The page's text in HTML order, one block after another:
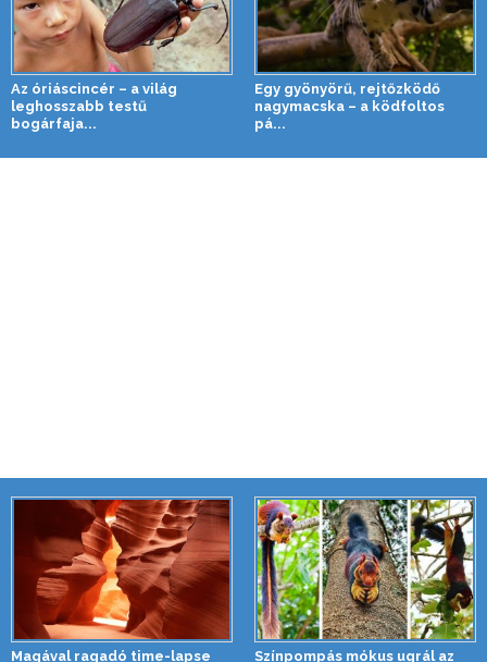
Az óriáscincér – a világ
leghosszabb testű
bogárfaja...
Egy gyönyörű, rejtőzködő
nagymacska – a ködfoltos
pá...
Magával ragadó time-lapse Színpompás mókus ugrál az